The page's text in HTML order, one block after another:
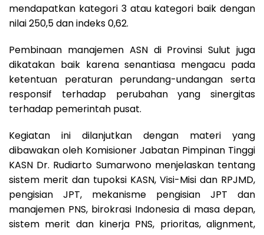
mendapatkan kategori 3 atau kategori baik dengan
nilai 250,5 dan indeks 0,62.
Pembinaan manajemen ASN di Provinsi Sulut juga
dikatakan baik karena senantiasa mengacu pada
ketentuan peraturan perundang-undangan serta
responsif terhadap perubahan yang sinergitas
terhadap pemerintah pusat.
Kegiatan ini dilanjutkan dengan materi yang
dibawakan oleh Komisioner Jabatan Pimpinan Tinggi
KASN Dr. Rudiarto Sumarwono menjelaskan tentang
sistem merit dan tupoksi KASN, Visi-Misi dan RPJMD,
pengisian JPT, mekanisme pengisian JPT dan
manajemen PNS, birokrasi Indonesia di masa depan,
sistem merit dan kinerja PNS, prioritas, alignment,